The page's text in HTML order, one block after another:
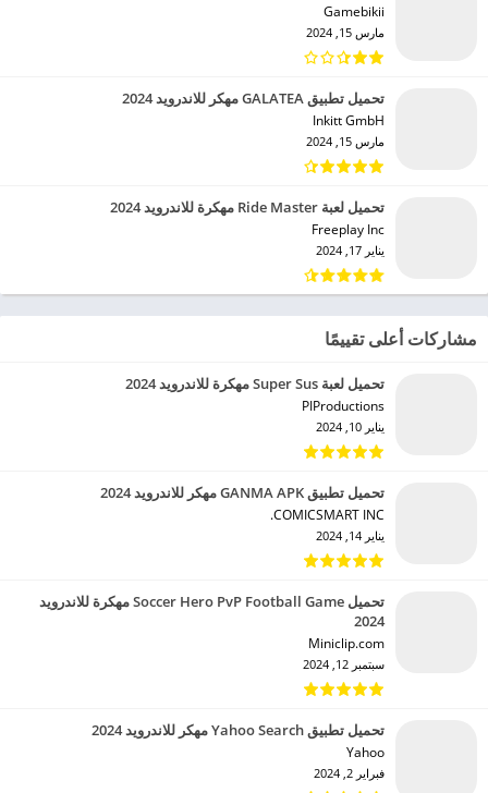
Gamebikii‏
مارس 15, 2024
تحميل تطبيق GALATEA مهكر للاندرويد 2024
Inkitt GmbH‏
مارس 15, 2024
تحميل لعبة Ride Master مهكرة للاندرويد 2024
Freeplay Inc‏
يناير 17, 2024
مشاركات أعلى تقييمًا
تحميل لعبة Super Sus مهكرة للاندرويد 2024
PIProductions‏
يناير 10, 2024
تحميل تطبيق GANMA APK مهكر للاندرويد 2024
COMICSMART INC.‏
يناير 14, 2024
تحميل Soccer Hero PvP Football Game مهكرة للاندرويد
2024
Miniclip.com‏
سبتمبر 12, 2024
تحميل تطبيق Yahoo Search مهكر للاندرويد 2024
Yahoo‏
فبراير 2, 2024